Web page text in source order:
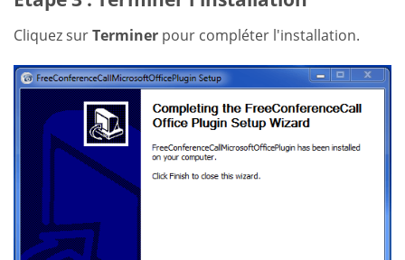
Cliquez surTerminer pour compléter l'installation.